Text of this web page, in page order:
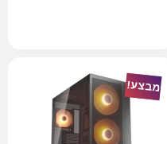
מבצע!